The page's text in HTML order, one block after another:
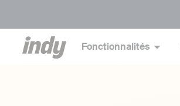
Fonctionnalités